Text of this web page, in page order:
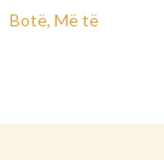
Botë, Më të